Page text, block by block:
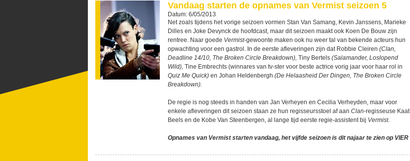
Vandaag starten de opnames van Vermist seizoen 5
Datum: 6/05/2013
Net zoals tijdens het vorige seizoen vormen Stan Van Samang, Kevin Janssens, Marieke
Dilles en Joke Devynck de hoofdcast, maar dit seizoen maakt ook Koen De Bouw zijn
rentree. Naar goede Vermist-gewoonte maken ook nu weer tal van bekende acteurs hun
opwachting voor een gastrol. In de eerste afleveringen zijn dat Robbie Cleiren (Clan,
Deadline 14/10, The Broken Circle Breakdown), Tiny Bertels (Salamander, Loslopend
Wild), Tine Embrechts (winnares van tv-ster voor beste actrice vorig jaar voor haar rol in
Quiz Me Quick) en Johan Heldenbergh (De Helaasheid Der Dingen, The Broken Circle
Breakdown).
De regie is nog steeds in handen van Jan Verheyen en Cecilia Verheyden, maar voor
enkele afleveringen dit seizoen staan ze hun regisseursstoel af aan Clan-regisseuse Kaat
Beels en de Kobe Van Steenbergen, al lange tijd eerste regie-assistent bij Vermist.
Opnames van Vermist starten vandaag, het vijfde seizoen is dit najaar te zien op VIER